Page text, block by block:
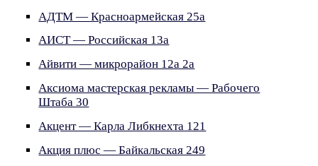
АДТМ — Красноармейская 25а
АИСТ — Российская 13а
Айвити — микрорайон 12а 2а
Аксиома мастерская рекламы — Рабочего
Штаба 30
Акцент — Карла Либкнехта 121
Акция плюс — Байкальская 249